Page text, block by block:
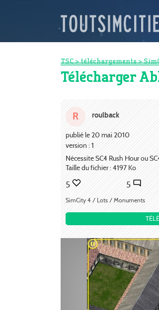
TSC>téléchargements>
Télécharger
R roulback
publié le 20 mai 2010
version : 1
Nécessite SC4 Rush Hour ou
Taille du fichier : 4197 Ko
5 5
SimCity 4 / Lots / Monuments